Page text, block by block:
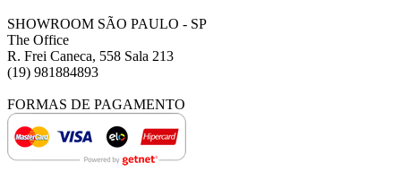
SHOWROOM SÃO PAULO - SP
The Office
R. Frei Caneca, 558 Sala 213
(19) 981884893
FORMAS DE PAGAMENTO